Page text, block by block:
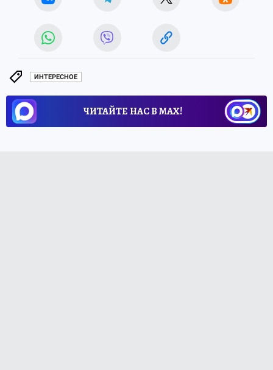
ИНТЕРЕСНОЕ
ЧИТАЙТЕ НАС В МАХ!